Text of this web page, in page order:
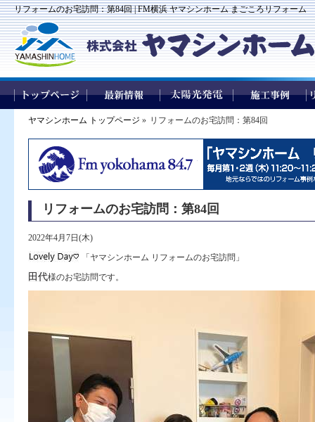
リフォームのお宅訪問：第84回 | FM横浜 ヤマシンホーム まごころリフォーム
ヤマシンホーム トップページ » リフォームのお宅訪問：第84回
リフォームのお宅訪問：第84回
2022年4月7日(木)
「ヤマシンホーム リフォームのお宅訪問」
田代様のお宅訪問です。